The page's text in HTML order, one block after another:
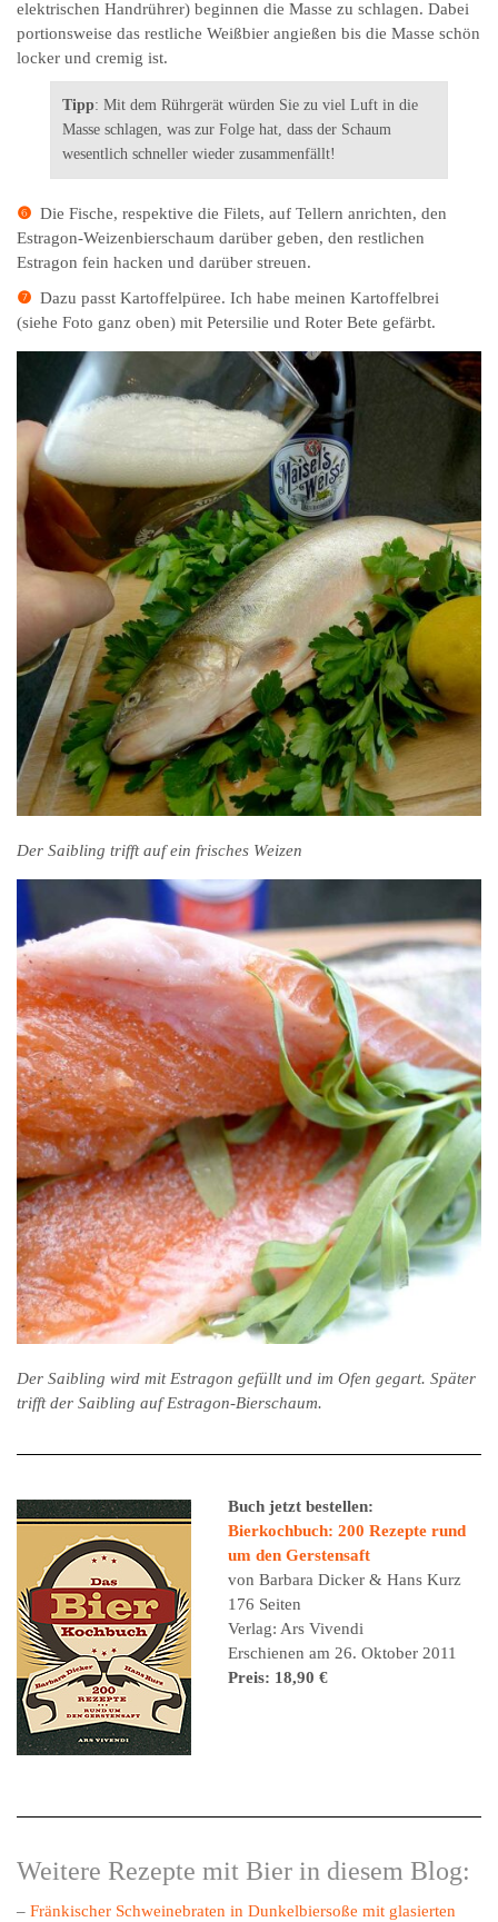
elektrischen Handrührer) beginnen die Masse zu schlagen. Dabei
portionsweise das restliche Weißbier angießen bis die Masse schön
locker und cremig ist.
Tipp: Mit dem Rührgerät würden Sie zu viel Luft in die
Masse schlagen, was zur Folge hat, dass der Schaum
wesentlich schneller wieder zusammenfällt!
❻ Die Fische, respektive die Filets, auf Tellern anrichten, den
Estragon-Weizenbierschaum darüber geben, den restlichen
Estragon fein hacken und darüber streuen.
❼ Dazu passt Kartoffelpüree. Ich habe meinen Kartoffelbrei
(siehe Foto ganz oben) mit Petersilie und Roter Bete gefärbt.
Der Saibling trifft auf ein frisches Weizen
Der Saibling wird mit Estragon gefüllt und im Ofen gegart. Später
trifft der Saibling auf Estragon-Bierschaum.
Buch jetzt bestellen:
Bierkochbuch: 200 Rezepte rund
um den Gerstensaft
von Barbara Dicker & Hans Kurz
176 Seiten
Verlag: Ars Vivendi
Erschienen am 26. Oktober 2011
Preis: 18,90 €
Weitere Rezepte mit Bier in diesem Blog:
– Fränkischer Schweinebraten in Dunkelbiersoße mit glasierten